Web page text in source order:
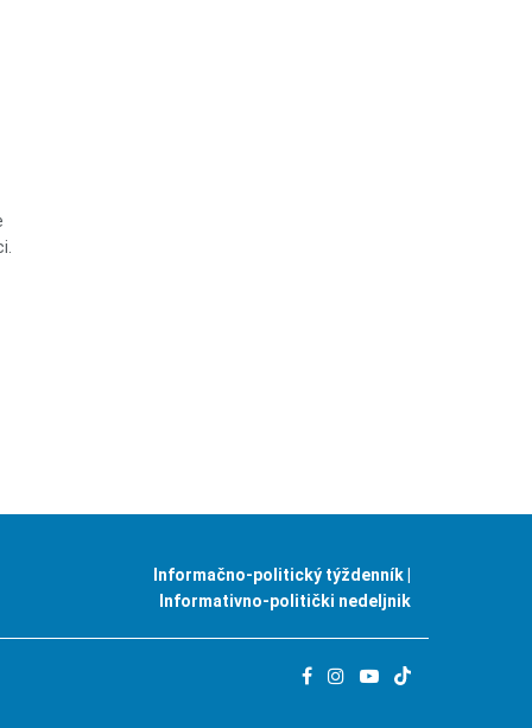
Informačno-politický týždenník |
Informativno-politički nedeljnik